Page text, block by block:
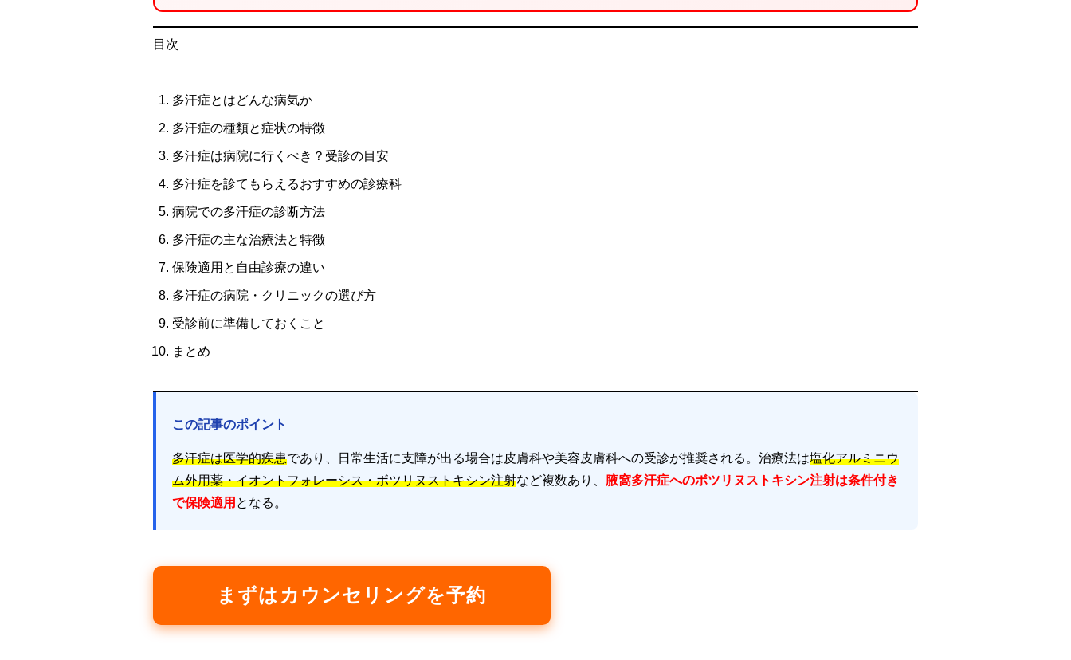
目次
多汗症とはどんな病気か
多汗症の種類と症状の特徴
多汗症は病院に行くべき？受診の目安
多汗症を診てもらえるおすすめの診療科
病院での多汗症の診断方法
多汗症の主な治療法と特徴
保険適用と自由診療の違い
多汗症の病院・クリニックの選び方
受診前に準備しておくこと
まとめ
この記事のポイント
多汗症は医学的疾患であり、日常生活に支障が出る場合は皮膚科や美容皮膚科への受診が推奨される。治療法は塩化アルミニウ
ム外用薬・イオントフォレーシス・ボツリヌストキシン注射など複数あり、 腋窩多汗症へのボツリヌストキシン注射は条件付き
で保険適用 となる。
まずはカウンセリングを予約